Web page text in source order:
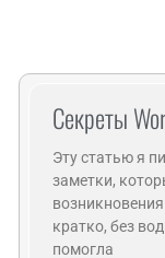
Секреты
Эту статью я
заметки,
кратко, без
помогла